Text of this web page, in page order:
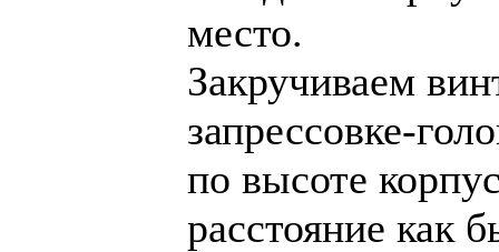
место.
Закручиваем
запрессовке-
по высоте
расстояние как